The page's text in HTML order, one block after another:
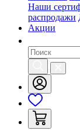
Наши
распродажи
Акции